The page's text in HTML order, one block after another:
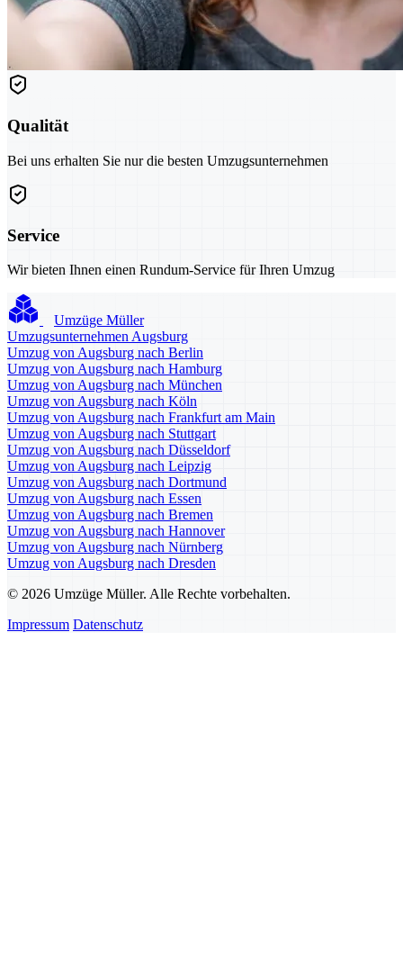
Qualität
Bei uns erhalten Sie nur die besten Umzugsunternehmen
Service
Wir bieten Ihnen einen Rundum-Service für Ihren Umzug
Umzüge Müller
Umzugsunternehmen Augsburg
Umzug von Augsburg nach Berlin
Umzug von Augsburg nach Hamburg
Umzug von Augsburg nach München
Umzug von Augsburg nach Köln
Umzug von Augsburg nach Frankfurt am Main
Umzug von Augsburg nach Stuttgart
Umzug von Augsburg nach Düsseldorf
Umzug von Augsburg nach Leipzig
Umzug von Augsburg nach Dortmund
Umzug von Augsburg nach Essen
Umzug von Augsburg nach Bremen
Umzug von Augsburg nach Hannover
Umzug von Augsburg nach Nürnberg
Umzug von Augsburg nach Dresden
© 2026 Umzüge Müller. Alle Rechte vorbehalten.
Impressum Datenschutz